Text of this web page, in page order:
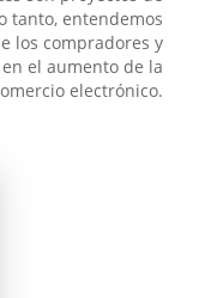
tanto, entendemos
los compradores y
el aumento de la
electrónico.